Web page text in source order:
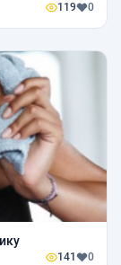
119 0
141 0